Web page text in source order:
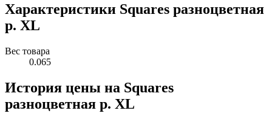
Характеристики Squares разноцветная
р. XL
Вес товара
0.065
История цены на Squares
разноцветная р. XL